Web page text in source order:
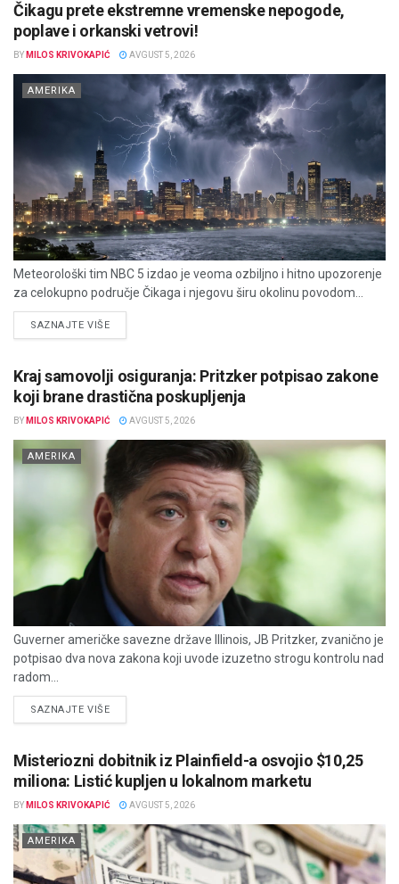
Čikagu prete ekstremne vremenske nepogode,
poplave i orkanski vetrovi!
BY MILOS KRIVOKAPIĆ AVGUST 5, 2026
AMERIKA
Meteorološki tim NBC 5 izdao je veoma ozbiljno i hitno upozorenje
za celokupno područje Čikaga i njegovu širu okolinu povodom...
SAZNAJTE VIŠEDETAILS
Kraj samovolji osiguranja: Pritzker potpisao zakone
koji brane drastična poskupljenja
BY MILOS KRIVOKAPIĆ AVGUST 5, 2026
AMERIKA
Guverner američke savezne države Illinois, JB Pritzker, zvanično je
potpisao dva nova zakona koji uvode izuzetno strogu kontrolu nad
radom...
SAZNAJTE VIŠEDETAILS
Misteriozni dobitnik iz Plainfield-a osvojio $10,25
miliona: Listić kupljen u lokalnom marketu
BY MILOS KRIVOKAPIĆ AVGUST 5, 2026
AMERIKA